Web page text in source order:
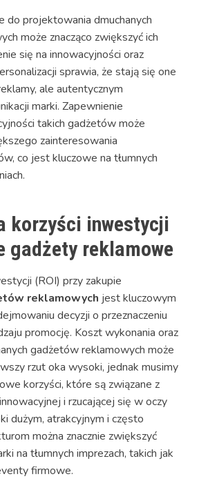
do projektowania dmuchanych
może znacząco zwiększyć ich
się na innowacyjności oraz
sprawia, że stają się one
ale autentycznym
marki. Zapewnienie
takich gadżetów może
zainteresowania
co jest kluczowe na tłumnych
korzyści inwestycji
gadżety reklamowe
(ROI) przy zakupie
reklamowych jest kluczowym
decyzji o przeznaczeniu
promocję. Koszt wykonania oraz
gadżetów reklamowych może
rzut oka wysoki, jednak musimy
korzyści, które są związane z
i rzucającej się w oczy
dużym, atrakcyjnym i często
można znacznie zwiększyć
na tłumnych imprezach, takich jak
firmowe.